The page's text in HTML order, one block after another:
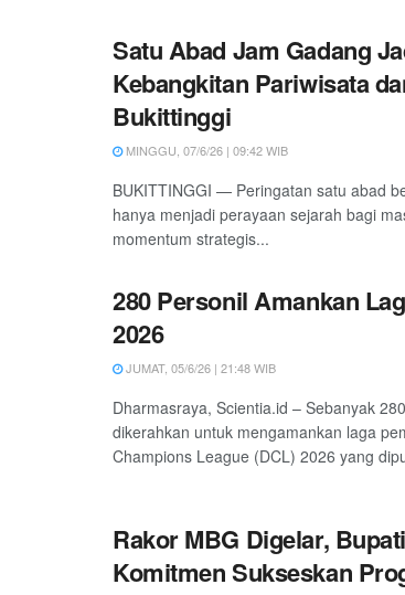
Satu Abad Jam Gadang
Kebangkitan Pariwisata
Bukittinggi
MINGGU, 07/6/26 | 09:42 WIB
BUKITTINGGI — Peringatan satu abad
hanya menjadi perayaan sejarah bagi
momentum strategis...
280 Personil Amankan
2026
JUMAT, 05/6/26 | 21:48 WIB
Dharmasraya, Scientia.id – Sebanyak
dikerahkan untuk mengamankan laga
Champions League (DCL) 2026 yang
Rakor MBG Digelar,
Komitmen Sukseskan